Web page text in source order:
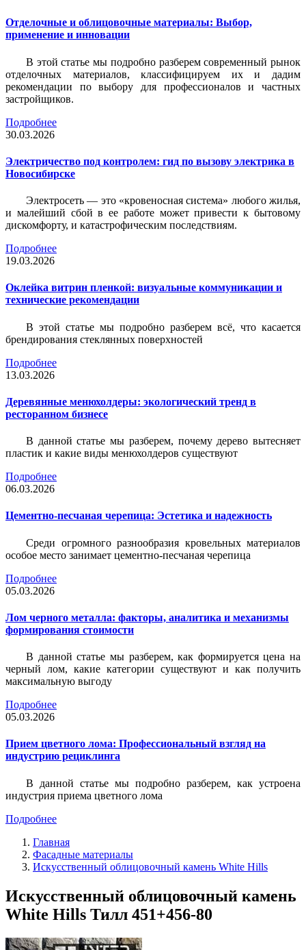
Отделочные и облицовочные материалы: Выбор,
применение и инновации
В этой статье мы подробно разберем современный рынок
отделочных материалов, классифицируем их и дадим
рекомендации по выбору для профессионалов и частных
застройщиков.
Подробнее
30.03.2026
Электричество под контролем: гид по вызову электрика в
Новосибирске
Электросеть — это «кровеносная система» любого жилья,
и малейший сбой в ее работе может привести к бытовому
дискомфорту, и катастрофическим последствиям.
Подробнее
19.03.2026
Оклейка витрин пленкой: визуальные коммуникации и
технические рекомендации
В этой статье мы подробно разберем всё, что касается
брендирования стеклянных поверхностей
Подробнее
13.03.2026
Деревянные менюхолдеры: экологический тренд в
ресторанном бизнесе
В данной статье мы разберем, почему дерево вытесняет
пластик и какие виды менюхолдеров существуют
Подробнее
06.03.2026
Цементно-песчаная черепица: Эстетика и надежность
Среди огромного разнообразия кровельных материалов
особое место занимает цементно-песчаная черепица
Подробнее
05.03.2026
Лом черного металла: факторы, аналитика и механизмы
формирования стоимости
В данной статье мы разберем, как формируется цена на
черный лом, какие категории существуют и как получить
максимальную выгоду
Подробнее
05.03.2026
Прием цветного лома: Профессиональный взгляд на
индустрию рециклинга
В данной статье мы подробно разберем, как устроена
индустрия приема цветного лома
Подробнее
Главная
Фасадные материалы
Искусственный облицовочный камень White Hills
Искусственный облицовочный камень
White Hills Тилл 451+456-80